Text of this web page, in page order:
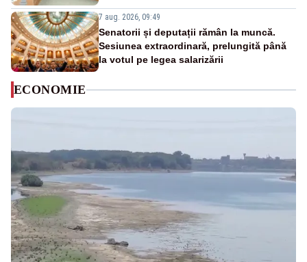
7 aug. 2026, 09:49
Senatorii și deputații rămân la muncă.
Sesiunea extraordinară, prelungită până
la votul pe legea salarizării
ECONOMIE